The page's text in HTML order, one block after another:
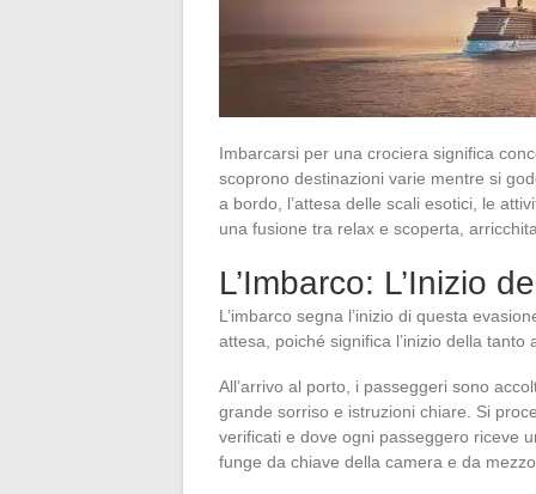
Imbarcarsi per una crociera significa
scoprono destinazioni varie mentre si
a bordo, l’attesa delle scali esotici, le
una fusione tra relax e scoperta,
L’Imbarco: L’Inizio
L’imbarco segna l’inizio di questa
attesa, poiché significa l’inizio della tanto
All’arrivo al porto, i passeggeri sono
grande sorriso e istruzioni chiare. Si
verificati e dove ogni passeggero riceve
funge da chiave della camera e da